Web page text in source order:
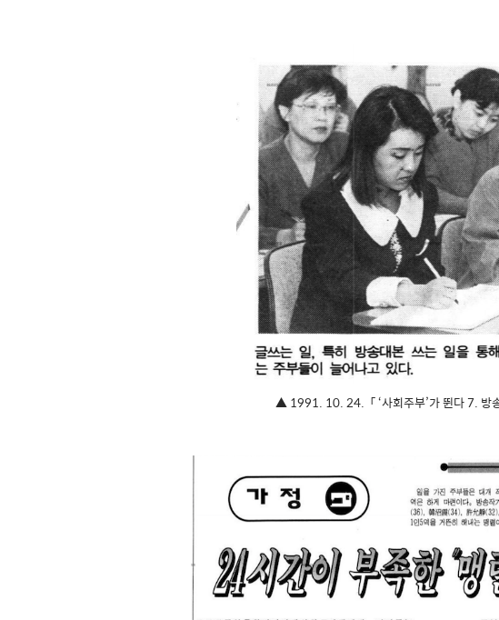
▲ 1991. 10. 24. 「 ‘사회주부’가 뛴다 7. 방